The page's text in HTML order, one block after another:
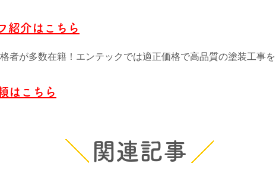
紹介はこちら
者が多数在籍！エンテックでは適正価格で高品質の塗装工事を
はこちら
関連記事